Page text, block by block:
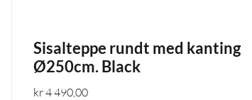
Sisalteppe rundt med kanting
Ø250cm. Black
kr4 490,00